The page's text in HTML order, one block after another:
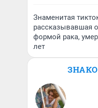
Знаменитая
рассказывавшая
формой рака,
лет